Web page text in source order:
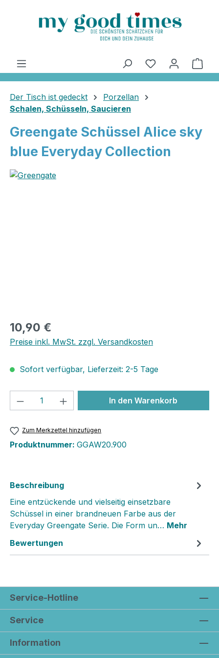
Der Tisch ist gedeckt
Porzellan
Schalen, Schüsseln, Saucieren
Greengate Schüssel Alice sky
blue Everyday Collection
10,90 €
Preise inkl. MwSt. zzgl. Versandkosten
Sofort verfügbar, Lieferzeit: 2-5 Tage
Produkt Anzahl: Gib denIn den Warenkorb
Zum Merkzettel hinzufügen
Produktnummer: GGAW20.900
Beschreibung
Eine entzückende und vielseitig einsetzbare
Schüssel in einer brandneuen Farbe aus der
Everyday Greengate Serie. Die Form un… Mehr
Bewertungen
Service-Hotline
Service
Information